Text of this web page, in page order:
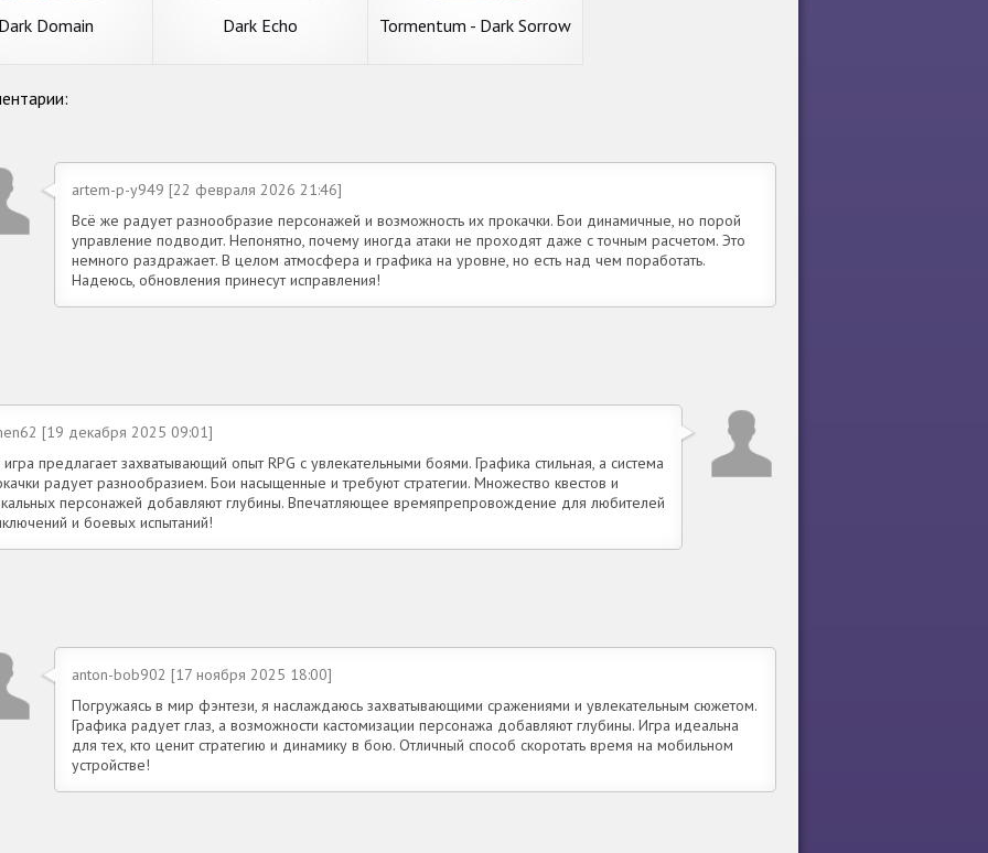
Domain Dark Echo
Tormentum - Dark Sorrow
artem-p-y949 [22 февраля 2026 21:46]
Всё же радует разнообразие персонажей и возможность их прокачки. Бои динамичные, но порой
управление подводит. Непонятно, почему иногда атаки не проходят даже с точным расчетом. Это
немного раздражает. В целом атмосфера и графика на уровне, но есть над чем поработать.
Надеюсь, обновления принесут исправления!
[19 декабря 2025 09:01]
игра предлагает захватывающий опыт RPG с увлекательными боями. Графика стильная, а система
радует разнообразием. Бои насыщенные и требуют стратегии. Множество квестов и
персонажей добавляют глубины. Впечатляющее времяпрепровождение для любителей
и боевых испытаний!
anton-bob902 [17 ноября 2025 18:00]
Погружаясь в мир фэнтези, я наслаждаюсь захватывающими сражениями и увлекательным сюжетом.
Графика радует глаз, а возможности кастомизации персонажа добавляют глубины. Игра идеальна
для тех, кто ценит стратегию и динамику в бою. Отличный способ скоротать время на мобильном
устройстве!